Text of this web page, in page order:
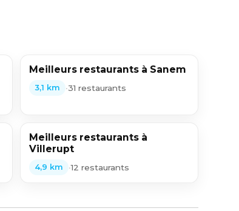
Meilleurs restaurants à Sanem
3,1 km •31 restaurants
Meilleurs restaurants à
Villerupt
4,9 km •12 restaurants